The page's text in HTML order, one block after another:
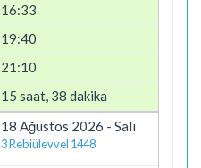
16:33
19:40
21:10
15 saat, 38 dakika
18 Ağustos 2026 - Salı
3 Rebiülevvel 1448